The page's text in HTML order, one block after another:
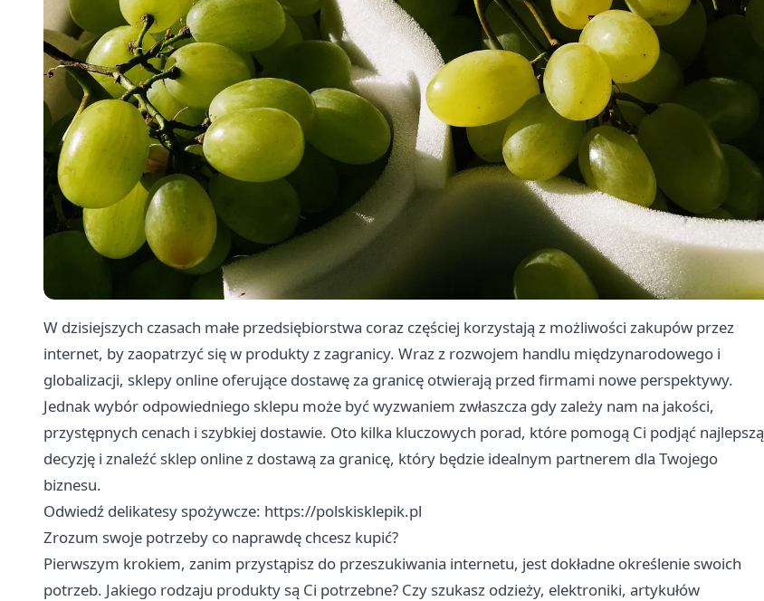
W dzisiejszych czasach małe przedsiębiorstwa coraz częściej korzystają z możliwości zakupów przez
internet, by zaopatrzyć się w produkty z zagranicy. Wraz z rozwojem handlu międzynarodowego i
globalizacji, sklepy online oferujące dostawę za granicę otwierają przed firmami nowe perspektywy.
Jednak wybór odpowiedniego sklepu może być wyzwaniem zwłaszcza gdy zależy nam na jakości,
przystępnych cenach i szybkiej dostawie. Oto kilka kluczowych porad, które pomogą Ci podjąć najlepszą
decyzję i znaleźć sklep online z dostawą za granicę, który będzie idealnym partnerem dla Twojego
biznesu.
Odwiedź delikatesy spożywcze: https://polskisklepik.pl
Zrozum swoje potrzeby co naprawdę chcesz kupić?
Pierwszym krokiem, zanim przystąpisz do przeszukiwania internetu, jest dokładne określenie swoich
potrzeb. Jakiego rodzaju produkty są Ci potrzebne? Czy szukasz odzieży, elektroniki, artykułów